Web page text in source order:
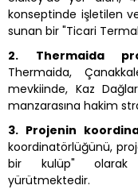
konseptinde işletilen
sunan bir "Ticari
2. Thermaida
Thermaida,
mevkiinde, Kaz
manzarasına hakim
3. Projenin
koordinatörlüğünü,
bir kulüp" olarak
yürütmektedir.